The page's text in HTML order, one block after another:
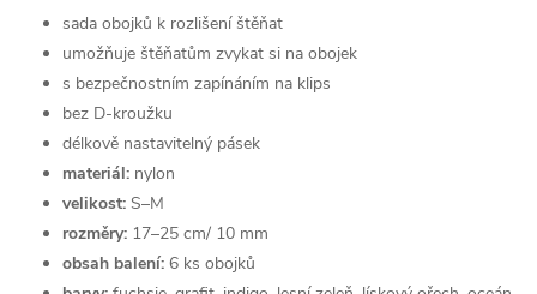
sada obojků k rozlišení štěňat
umožňuje štěňatům zvykat si na obojek
s bezpečnostním zapínáním na klips
bez D-kroužku
délkově nastavitelný pásek
materiál: nylon
velikost: S–M
rozměry: 17–25 cm/ 10 mm
obsah balení: 6 ks obojků